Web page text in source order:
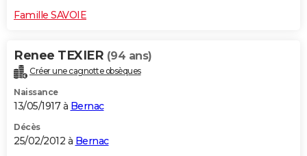
Famille SAVOIE
Renee TEXIER (94 ans)
Créer une cagnotte obsèques
Naissance
13/05/1917 à Bernac
Décès
25/02/2012 à Bernac